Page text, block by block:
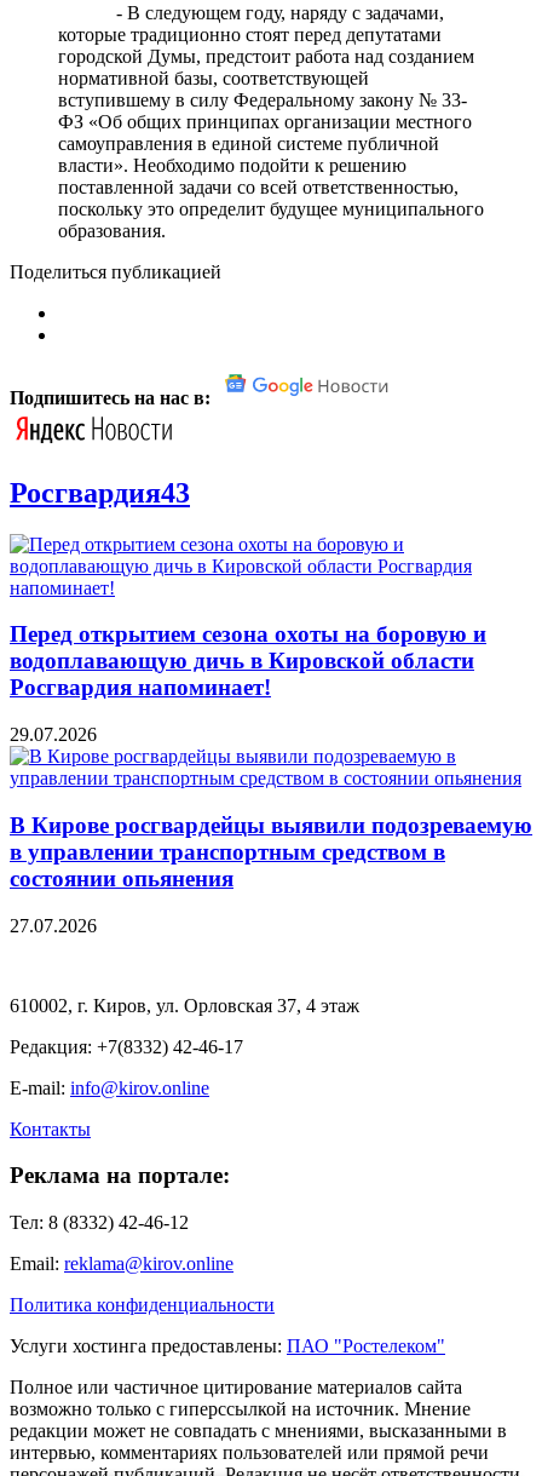
- В следующем году, наряду с задачами,
которые традиционно стоят перед депутатами
городской Думы, предстоит работа над созданием
нормативной базы, соответствующей
вступившему в силу Федеральному закону № 33-
ФЗ «Об общих принципах организации местного
самоуправления в единой системе публичной
власти». Необходимо подойти к решению
поставленной задачи со всей ответственностью,
поскольку это определит будущее муниципального
образования.
Поделиться публикацией
Подпишитесь на нас в:
Росгвардия43
Перед открытием сезона охоты на боровую и
водоплавающую дичь в Кировской области
Росгвардия напоминает!
29.07.2026
В Кирове росгвардейцы выявили подозреваемую
в управлении транспортным средством в
состоянии опьянения
27.07.2026
610002, г. Киров, ул. Орловская 37, 4 этаж
Редакция: +7(8332) 42-46-17
E-mail: info@kirov.online
Контакты
Реклама на портале:
Тел: 8 (8332) 42-46-12
Email: reklama@kirov.online
Политика конфиденциальности
Услуги хостинга предоставлены: ПАО "Ростелеком"
Полное или частичное цитирование материалов сайта
возможно только с гиперссылкой на источник. Мнение
редакции может не совпадать с мнениями, высказанными в
интервью, комментариях пользователей или прямой речи